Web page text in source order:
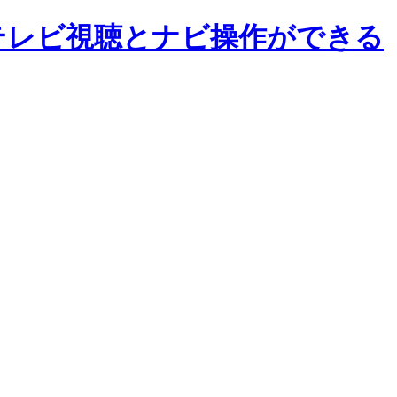
ビ視聴とナビ操作ができる